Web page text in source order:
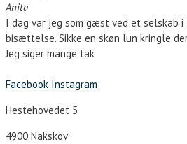
Anita
I dag var jeg som gæst ved et selskab i
bisættelse. Sikke en skøn lun kringle
Jeg siger mange tak
Facebook Instagram
Hestehovedet 5
4900 Nakskov